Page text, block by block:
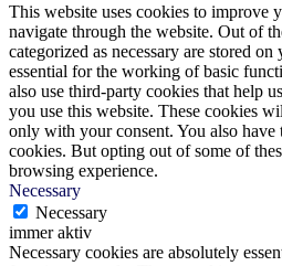
This website uses cookies to improve
navigate through the website. Out of
categorized as necessary are stored
essential for the working of basic
also use third-party cookies that help
you use this website. These cookies
only with your consent. You also
cookies. But opting out of some of
browsing experience.
Necessary
Necessary
immer aktiv
Necessary cookies are absolutely